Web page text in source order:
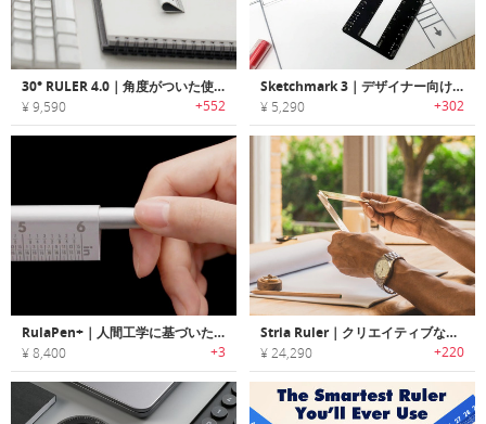
30° RULER 4.0｜角度がついた使いやすいルーラー「30°ルーラー4.0」
¥ 9,590 +552
Sketchmark 3｜デザイナー向けにデザインされたブックマークとしても使用可能なルーラー「スケッチマーク3」
¥ 5,290 +302
RulaPen+｜人間工学に基づいた角度でペンを内蔵したルーラー
¥ 8,400 +3
Stria Ruler｜クリエイティブな作業に最適な45°アングルごとにクリックする折りたたみルーラー「ストリア」
¥ 24,290 +220